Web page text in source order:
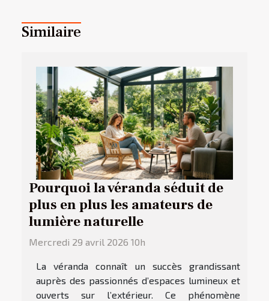
Similaire
Pourquoi la véranda séduit de
plus en plus les amateurs de
lumière naturelle
Mercredi 29 avril 2026 10h
La véranda connaît un succès grandissant
auprès des passionnés d’espaces lumineux et
ouverts sur l’extérieur. Ce phénomène